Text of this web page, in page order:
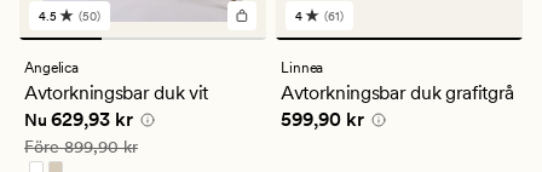
50
omdömen
med
ett
genomsnittligt
betyg
på
4.5
4.5 (50)
Angelica
Avtorkningsbar duk vit
Nuvarande pris
Nu 629,93 kr
Ordinarie pris 899,90 kr
Före899,90 kr
61
omdömen
med
genomsnittligt
betyg
4 (61)
Linnea
Avtorkningsbar duk grafitgrå
Pris 599,90 kr
599,90 kr